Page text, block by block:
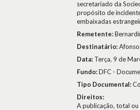
secretariado da
propósito de
embaixadas
Remetente:
Destinatário:
Data: Terça, 9 de
Fundo:DFC -
Tipo Documental:
Direitos:
A publicação, total